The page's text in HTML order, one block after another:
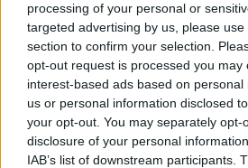
processing of your personal or
targeted advertising by us, please
section to confirm your selection.
opt-out request is processed you may
interest-based ads based on
us or personal information disclosed
your opt-out. You may separately opt-
disclosure of your personal
IAB’s list of downstream participants.
AUTEUR
Infos.fr Unit